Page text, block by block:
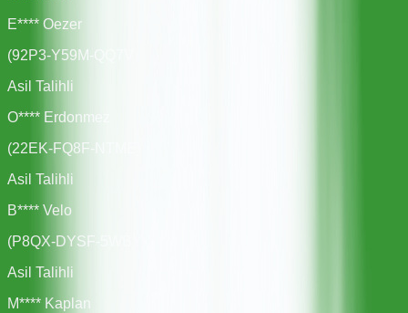
E**** Oezer
(92P3-Y59M-QQ7V
Asil Talihli
O**** Erdonmez
(22EK-FQ8F-NTME
Asil Talihli
B**** Velo
(P8QX-DYSF-5WBY
Asil Talihli
M**** Kaplan